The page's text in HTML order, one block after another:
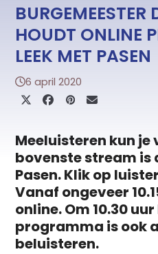
BURGEMEESTER
HOUDT ONLINE
LEEK MET PASEN
6 april 2020
Meeluisteren kun je
bovenste stream is
Pasen. Klik op
Vanaf ongeveer
online. Om 10.30
programma is ook
beluisteren.